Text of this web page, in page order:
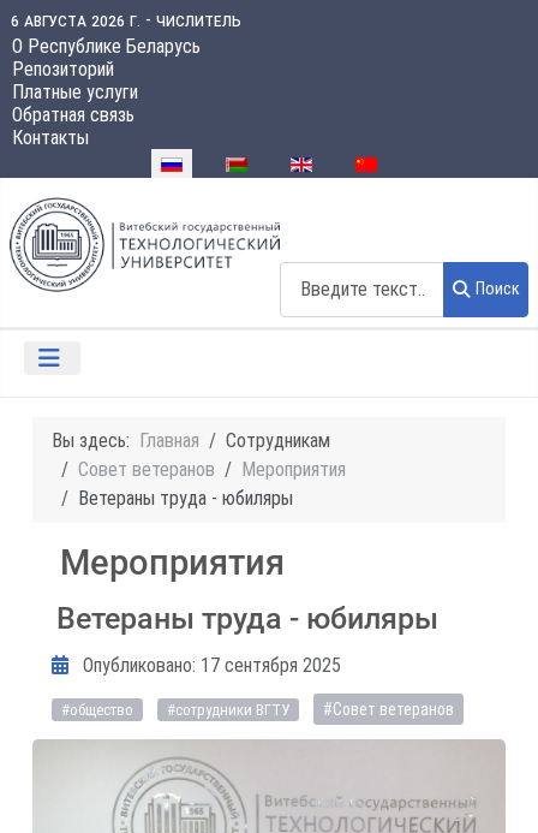
6 августа 2026 г. - числитель
О Республике Беларусь
Репозиторий
Платные услуги
Обратная связь
Контакты
Выберите язык
Поиск
Вы здесь: Главная
Сотрудникам
Совет ветеранов
Мероприятия
Ветераны труда - юбиляры
Мероприятия
Ветераны труда - юбиляры
Информация о материале
Опубликовано: 17 сентября 2025
#общество #сотрудники ВГТУ #Совет ветеранов